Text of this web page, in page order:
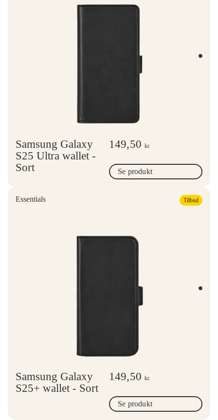
Samsung Galaxy
S25 Ultra wallet -
Sort
149,50kr.
Se produkt
Essentials Tilbud
Samsung Galaxy
S25+ wallet - Sort
149,50kr.
Se produkt